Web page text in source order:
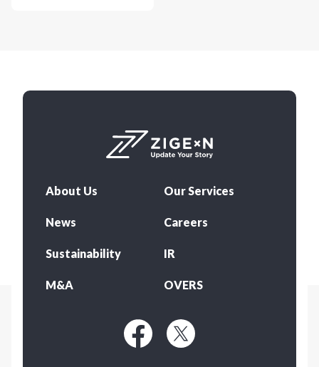
About Us Our Services
News Careers
Sustainability IR
M&A OVERS